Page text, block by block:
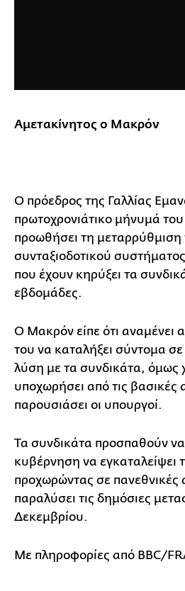
Αμετακίνητος ο Μακρόν
Ο πρόεδρος της Γαλλίας
πρωτοχρονιάτικο μήνυμά του
προωθήσει τη μεταρρύθμιση
συνταξιοδοτικού
που έχουν κηρύξει τα
εβδομάδες.
Ο Μακρόν είπε ότι αναμένει
του να καταλήξει σύντομα
λύση με τα συνδικάτα, όμως
υποχωρήσει από τις βασικές
παρουσιάσει οι υπουργοί.
Τα συνδικάτα προσπαθούν
κυβέρνηση να εγκαταλείψει
προχωρώντας σε πανεθνικές
παραλύσει τις δημόσιες
Δεκεμβρίου.
Με πληροφορίες από BBC/